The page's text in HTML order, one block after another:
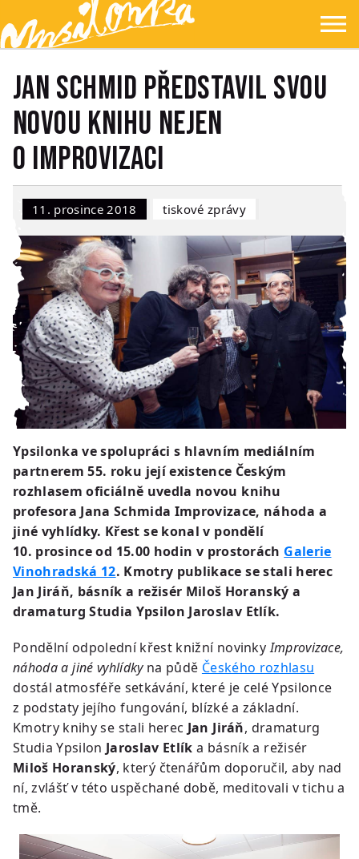
Přejít na hlavní obsah
Přejít na navigaci
Přejít na hledání
Ypsilonka ☰
Jan Schmid představil svou
novou knihu nejen
o improvizaci
11. prosince 2018 Tiskové zprávy
Ypsilonka ve spolupráci s hlavním mediálním
partnerem 55. roku její existence Českým
rozhlasem oficiálně uvedla novou knihu
profesora Jana Schmida Improvizace, náhoda a
jiné vyhlídky. Křest se konal v pondělí
10. prosince od 15.00 hodin v prostorách Galerie
Vinohradská 12. Kmotry publikace se stali herec
Jan Jiráň, básník a režisér Miloš Horanský a
dramaturg Studia Ypsilon Jaroslav Etlík.
Pondělní odpolední křest knižní novinkyImprovizace,
náhoda a jiné vyhlídkyna půdě Českého rozhlasu
dostál atmosféře setkávání, které je celé Ypsilonce
z podstaty jejího fungování, blízké a základní.
Kmotry knihy se stali herec Jan Jiráň, dramaturg
Studia Ypsilon Jaroslav Etlík a básník a režisér
Miloš Horanský, který čtenářům doporučil, aby nad
ní, zvlášť v této uspěchané době, meditovali v tichu a
tmě.